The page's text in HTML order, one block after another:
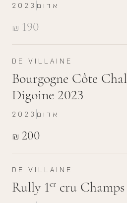
₪ 190
2023 אדום
DE VILLAINE
Bourgogne Côte
Digoine 2023
₪ 200
2023 אדום
DE VILLAINE
Rully 1er cru